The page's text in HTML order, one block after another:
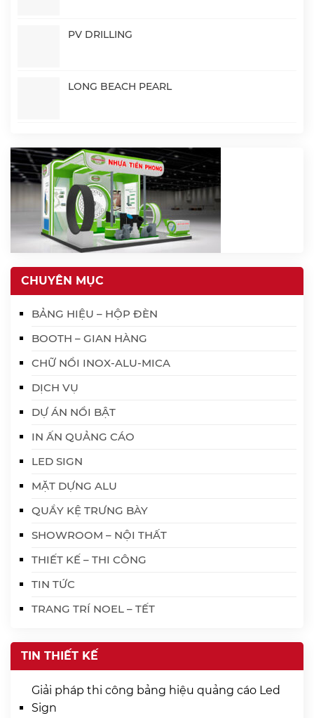
PV DRILLING
LONG BEACH PEARL
CHUYÊN MỤC
BẢNG HIỆU – HỘP ĐÈN
BOOTH – GIAN HÀNG
CHỮ NỔI INOX-ALU-MICA
DỊCH VỤ
DỰ ÁN NỔI BẬT
IN ẤN QUẢNG CÁO
LED SIGN
MẶT DỰNG ALU
QUẦY KỆ TRƯNG BÀY
SHOWROOM – NỘI THẤT
THIẾT KẾ – THI CÔNG
TIN TỨC
TRANG TRÍ NOEL – TẾT
TIN THIẾT KẾ
Giải pháp thi công bảng hiệu quảng cáo Led
Sign